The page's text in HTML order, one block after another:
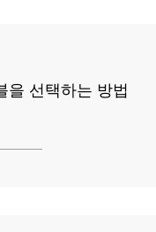
을 선택하는 방법